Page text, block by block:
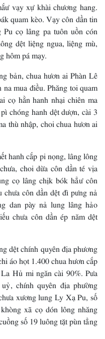
vạy xự khài chương hang.
quam kèo. Vạy côn dần tin
cọ lâng pa tuôn uồn cón
dệt liệng ngua, liệng mù,
hôm pá mạy.
bản, chua hươn ai Phàn Lê
mua điều. Phăng toi quam
cọ hằn hanh nhại chiên ma
chóng hanh dệt dượn, cài 3
thù nhập, choi chua hươn ai
hanh cắp pi nọng, lâng lông
choi dừa côn dần té vịa
cọ lâng chịk bók hẳư côn
côn dần dệt đì pưng nả
dan pày nả lung lâng hảo
chưa côn dần ép năm dệt
dệt chính quyên địa phương
áo họt 1.400 chua hươn cắp
Hủ mi ngăn cài 90%. Pưa
chính quyên địa phường
xương lung Ly Xạ Pu, số
xã cọ dón lông nhăng
số 19 luông tặt pùn tẳng